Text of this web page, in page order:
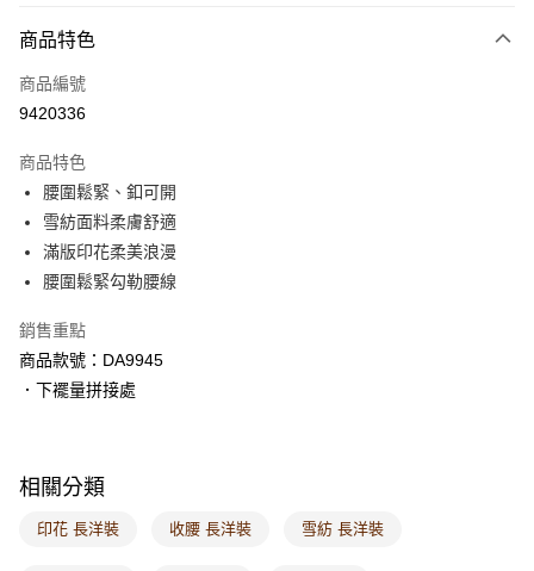
付款後全家取貨
萊爾富取貨付款
付款後萊爾富取貨
每筆NT$60，滿NT$1,000(含以上)免運費
7-11取貨付款
每筆NT$60，滿NT$1,000(含以上)免運費
付款後7-11取貨
每筆NT$60，滿NT$1,000(含以上)免運費
付款後門市自取
每筆NT$60，滿NT$1,000(含以上)免運費
商品特色
商品編號
9420336
商品特色
腰圍鬆緊、釦可開
雪紡面料柔膚舒適
滿版印花柔美浪漫
腰圍鬆緊勾勒腰線
銷售重點
商品款號：DA9945
．下襬量拼接處
相關分類
印花 長洋裝 收腰 長洋裝 雪紡 長洋裝